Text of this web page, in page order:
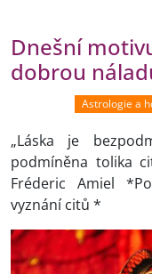
Dnešní
dobrou
Astrologie a
„Láska je
podmíněna tolika
Fréderic Amiel
vyznání citů *